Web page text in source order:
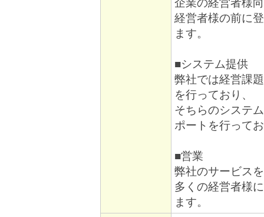
企業の経営者様
経営者様の前に
ます。
■システム提供
弊社では経営課
を行っており、
そちらのシステ
ポートを行って
■営業
弊社のサービス
多くの経営者様
ます。